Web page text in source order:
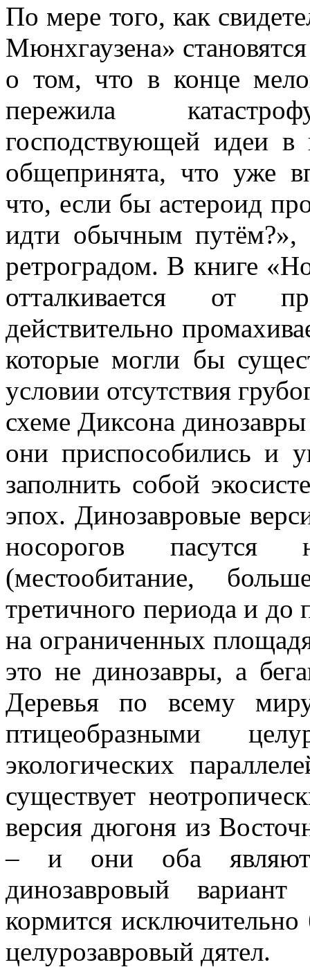
По мере того, как
Мюнхгаузена»
о том, что в конце
пережила
господствующей идеи в
общепринята, что уже
что, если бы астероид
идти обычным путём?»,
ретроградом. В книге
отталкивается от
действительно
которые могли бы
условии отсутствия
схеме Диксона
они приспособились и
заполнить собой
эпох. Динозавровые
носорогов пасутся
(местообитание,
третичного периода и
на ограниченных
это не динозавры, а
Деревья по всему
птицеобразными
экологических
существует
версия дюгоня из
– и они оба
динозавровый
кормится
целурозавровый дятел.